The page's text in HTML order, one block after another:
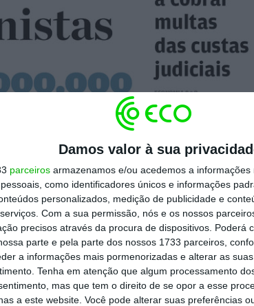
Damos valor à sua
parceiros armazenamos e/ou acedemos a
como identificadores únicos e informações
personalizados, medição de publicidade e
Com a sua permissão, nós e os nossos
precisos através da procura de dispositivos. Poderá
parte e pela parte dos nossos 1733 parceiros,
a informações mais pormenorizadas e alterar as
Tenha em atenção que algum processamento
mas que tem o direito de se opor a esse
a este website. Você pode alterar suas preferências
traz 1,2 mil milhões